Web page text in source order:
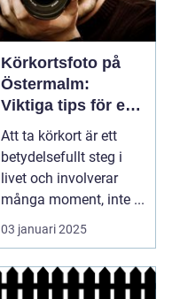
Körkortsfoto på
Östermalm:
Viktiga tips för en
perfekt bild
Att ta körkort är ett
betydelsefullt steg i
livet och involverar
många moment, inte ...
03 januari 2025